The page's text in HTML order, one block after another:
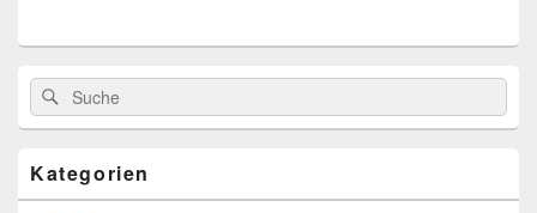
Suche
nach:
Suche
Kategorien